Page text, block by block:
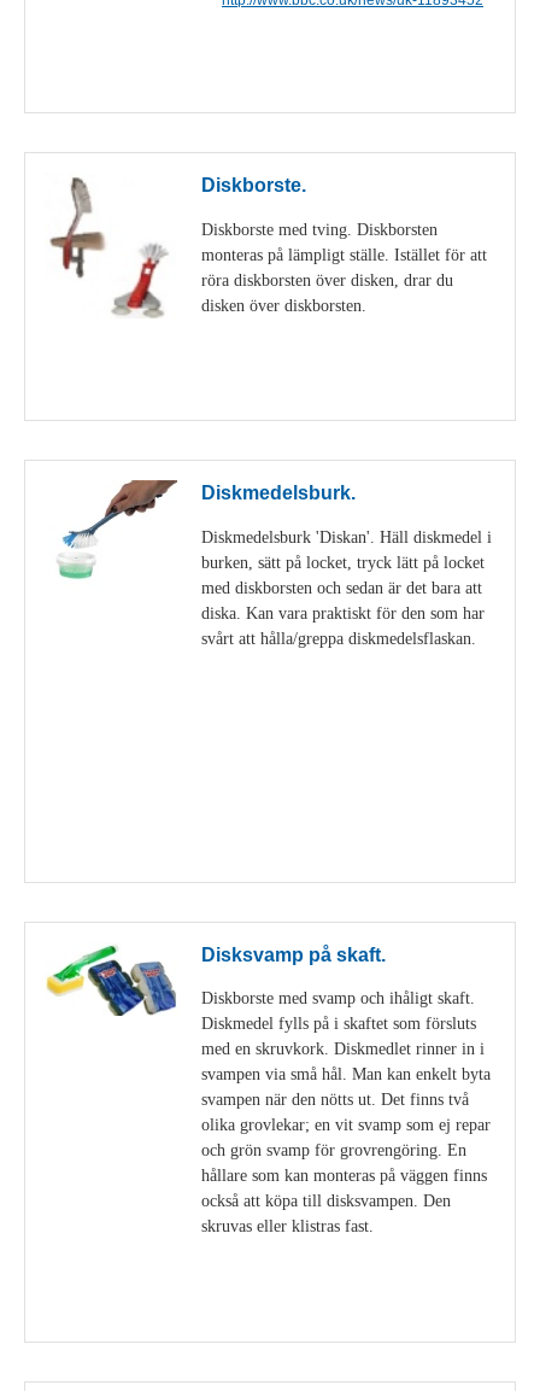
Diskborste.
Diskborste med tving. Diskborsten
monteras på lämpligt ställe. Istället för att
röra diskborsten över disken, drar du
disken över diskborsten.
Diskmedelsburk.
Diskmedelsburk 'Diskan'. Häll diskmedel i
burken, sätt på locket, tryck lätt på locket
med diskborsten och sedan är det bara att
diska. Kan vara praktiskt för den som har
svårt att hålla/greppa diskmedelsflaskan.
Disksvamp på skaft.
Diskborste med svamp och ihåligt skaft.
Diskmedel fylls på i skaftet som försluts
med en skruvkork. Diskmedlet rinner in i
svampen via små hål. Man kan enkelt byta
svampen när den nötts ut. Det finns två
olika grovlekar; en vit svamp som ej repar
och grön svamp för grovrengöring. En
hållare som kan monteras på väggen finns
också att köpa till disksvampen. Den
skruvas eller klistras fast.